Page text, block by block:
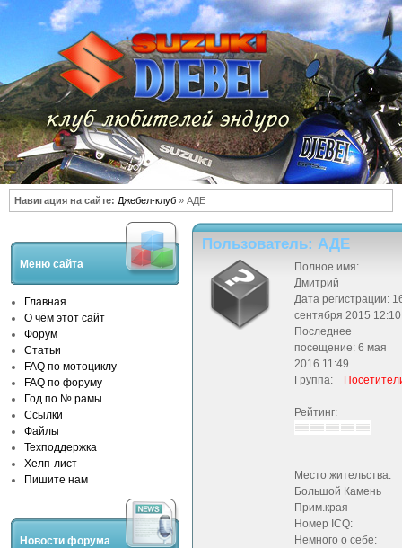
Навигация на сайте: Джебел-клуб » АДЕ
Меню сайта
Главная
О чём этот сайт
Форум
Статьи
FAQ по мотоциклу
FAQ по форуму
Год по № рамы
Ссылки
Файлы
Техподдержка
Хелп-лист
Пишите нам
Новости форума
Пользователь: АДЕ
Полное имя:
Дмитрий
Дата регистрации:
сентября 2015 12:10
Последнее
посещение: 6 мая
2016 11:49
Группа:
Рейтинг:
Место жительства:
Большой Камень
Прим.края
Номер ICQ:
Немного о себе: